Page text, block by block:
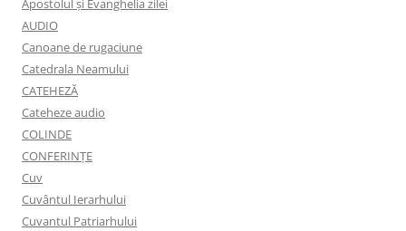
Apostolul şi Evanghelia zilei
AUDIO
Canoane de rugaciune
Catedrala Neamului
CATEHEZĂ
Cateheze audio
COLINDE
CONFERINȚE
Cuv
Cuvântul Ierarhului
Cuvantul Patriarhului